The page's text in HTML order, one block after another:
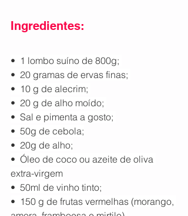
Ingredientes:
•  1 lombo suíno de 800g;
•  20 gramas de ervas finas;
•  10 g de alecrim;
•  20 g de alho moído;
•  Sal e pimenta a gosto;
•  50g de cebola;
•  20g de alho;
•  Óleo de coco ou azeite de oliva
extra-virgem
•  50ml de vinho tinto;
•  150 g de frutas vermelhas (morango,